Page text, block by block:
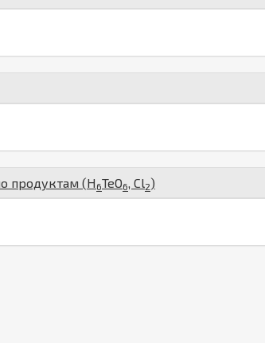
продуктам (H 6TeO6, Cl2)